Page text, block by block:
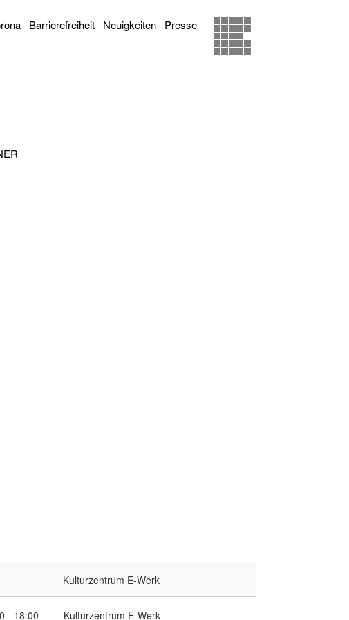
Barrierefreiheit Neuigkeiten Presse
Kulturzentrum E-Werk
- 18:00 Kulturzentrum E-Werk